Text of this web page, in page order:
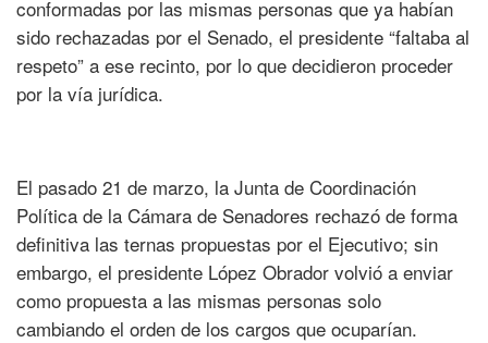
conformadas por las mismas personas que ya habían
sido rechazadas por el Senado, el presidente “faltaba al
respeto” a ese recinto, por lo que decidieron proceder
por la vía jurídica.
El pasado 21 de marzo, la Junta de Coordinación
Política de la Cámara de Senadores rechazó de forma
definitiva las ternas propuestas por el Ejecutivo; sin
embargo, el presidente López Obrador volvió a enviar
como propuesta a las mismas personas solo
cambiando el orden de los cargos que ocuparían.